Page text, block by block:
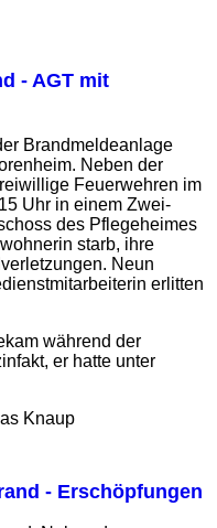
- AGT mit
Brandmeldeanlage
Neben der
Feuerwehren im
Uhr in einem Zwei-
des Pflegeheimes
starb, ihre
Neun
erlitten
während der
er hatte unter
Knaup
- Erschöpfungen